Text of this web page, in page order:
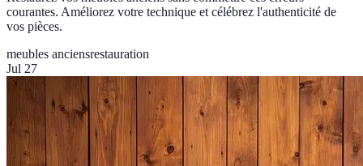
courantes. Améliorez votre technique et célébrez l'authenticité de
vos pièces.
meubles anciensrestauration
Jul 27